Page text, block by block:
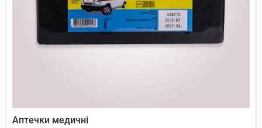
Аптечки медичні